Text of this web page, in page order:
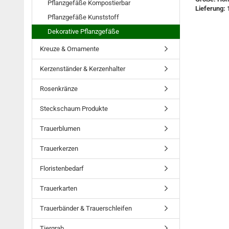
Lieferung:
Pflanzgefäße Kompostierbar
Pflanzgefäße Kunststoff
Dekorative Pflanzgefäße
Kreuze & Ornamente
Kerzenständer & Kerzenhalter
Rosenkränze
Steckschaum Produkte
Trauerblumen
Trauerkerzen
Floristenbedarf
Trauerkarten
Trauerbänder & Trauerschleifen